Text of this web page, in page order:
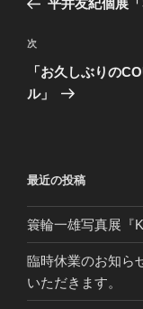
ナ
ビ
ゲ
ー
稿
平井友紀個展
次
の
投
次
「お久しぶりの
ル」
最近の投稿
簑輪一雄写真展『
臨時休業のお知ら
いただきます。